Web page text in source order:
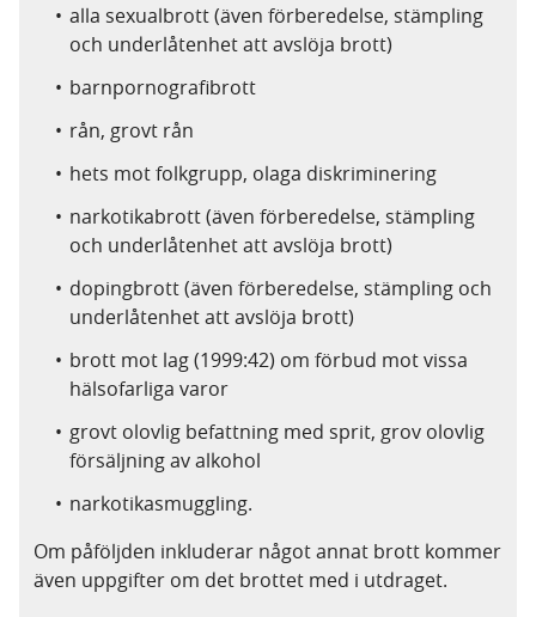
alla sexualbrott (även förberedelse, stämpling
och underlåtenhet att avslöja brott)
barnpornografibrott
rån, grovt rån
hets mot folkgrupp, olaga diskriminering
narkotikabrott (även förberedelse, stämpling
och underlåtenhet att avslöja brott)
dopingbrott (även förberedelse, stämpling och
underlåtenhet att avslöja brott)
brott mot lag (1999:42) om förbud mot vissa
hälsofarliga varor
grovt olovlig befattning med sprit, grov olovlig
försäljning av alkohol
narkotikasmuggling.
Om påföljden inkluderar något annat brott kommer
även uppgifter om det brottet med i utdraget.